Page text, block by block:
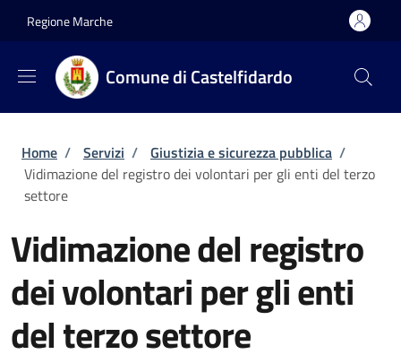
Regione Marche
Comune di Castelfidardo
Briciole di pane
Home / Servizi / Giustizia e sicurezza pubblica /
Vidimazione del registro dei volontari per gli enti del terzo
settore
Vidimazione del registro
dei volontari per gli enti
del terzo settore